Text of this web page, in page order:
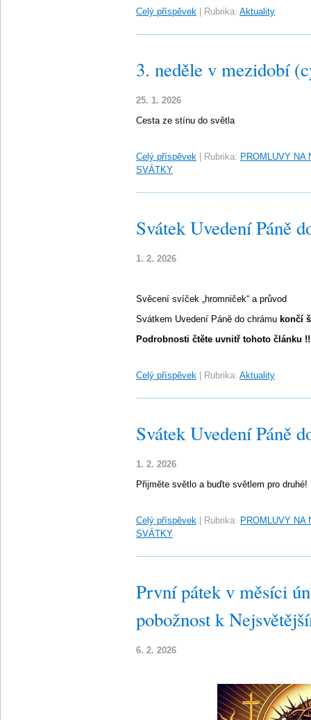
Celý příspěvek Rubrika: Aktuality
3. neděle v mezidobí
25. 1. 2026
Cesta ze stínu do světla
Celý příspěvek Rubrika: PROMLUVY NA
SVÁTKY
Svátek Uvedení Páně
1. 2. 2026
Svěcení svíček „hromniček“ a průvod
Svátkem Uvedení Páně do chrámu končí
Podrobnosti čtěte uvnitř tohoto článku
Celý příspěvek Rubrika: Aktuality
Svátek Uvedení Páně
1. 2. 2026
Přijměte světlo a buďte světlem pro druhé!
Celý příspěvek Rubrika: PROMLUVY NA
SVÁTKY
První pátek v měsíci
pobožnost k
6. 2. 2026